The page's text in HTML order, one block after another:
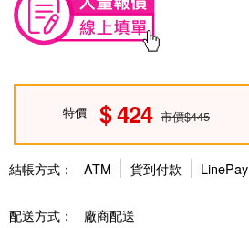
特價 424 市價$445
結帳方式： ATM 貨到付款 LinePay
配送方式： 廠商配送